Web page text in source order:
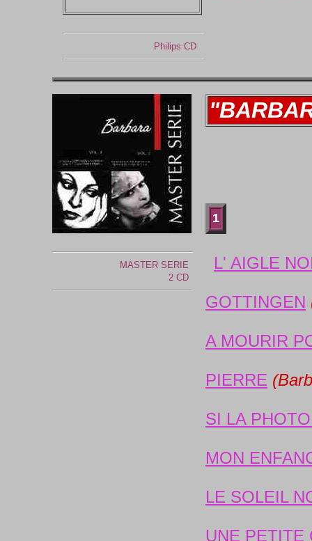
Philips CD
MASTER SERIE
2 CD
1
L' AIGLE
GOTTINGEN
A MOURIR
PIERRE
SI LA
MON
LE SOLEIL
UNE PETITE